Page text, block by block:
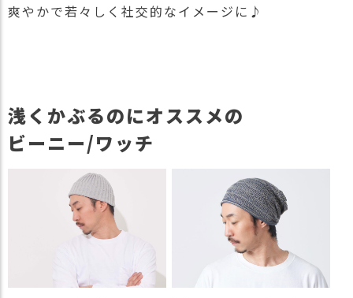
爽やかで若々しく社交的なイメージに♪
浅くかぶるのにオススメの
ビーニー/ワッチ